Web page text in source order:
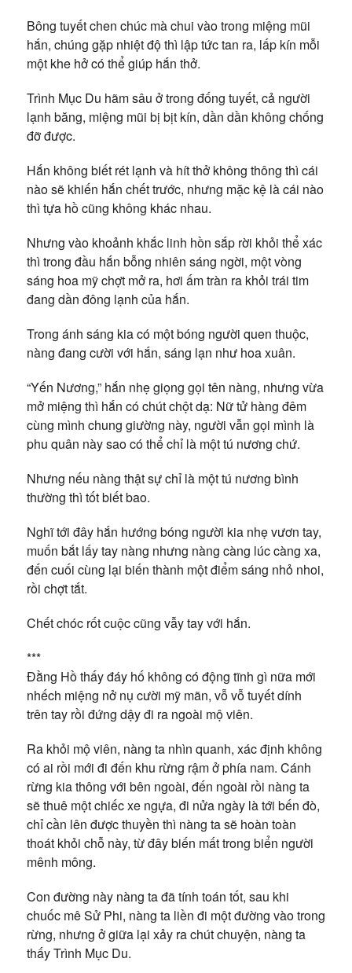
Bông tuyết chen chúc mà chui vào trong miệng mũi
hắn, chúng gặp nhiệt độ thì lập tức tan ra, lấp kín mỗi
một khe hở có thể giúp hắn thở.
Trình Mục Du hãm sâu ở trong đống tuyết, cả người
lạnh băng, miệng mũi bị bịt kín, dần dần không chống
đỡ được.
Hắn không biết rét lạnh và hít thở không thông thì cái
nào sẽ khiến hắn chết trước, nhưng mặc kệ là cái nào
thì tựa hồ cũng không khác nhau.
Nhưng vào khoảnh khắc linh hồn sắp rời khỏi thể xác
thì trong đầu hắn bỗng nhiên sáng ngời, một vòng
sáng hoa mỹ chợt mở ra, hơi ấm tràn ra khỏi trái tim
đang dần đông lạnh của hắn.
Trong ánh sáng kia có một bóng người quen thuộc,
nàng đang cười với hắn, sáng lạn như hoa xuân.
“Yến Nương,” hắn nhẹ giọng gọi tên nàng, nhưng vừa
mở miệng thì hắn có chút chột dạ: Nữ tử hàng đêm
cùng mình chung giường này, người vẫn gọi mình là
phu quân này sao có thể chỉ là một tú nương chứ.
Nhưng nếu nàng thật sự chỉ là một tú nương bình
thường thì tốt biết bao.
Nghĩ tới đây hắn hướng bóng người kia nhẹ vươn tay,
muốn bắt lấy tay nàng nhưng nàng càng lúc càng xa,
đến cuối cùng lại biến thành một điểm sáng nhỏ nhoi,
rồi chợt tắt.
Chết chóc rốt cuộc cũng vẫy tay với hắn.
***
Đằng Hồ thấy đáy hố không có động tĩnh gì nữa mới
nhếch miệng nở nụ cười mỹ mãn, vỗ vỗ tuyết dính
trên tay rồi đứng dậy đi ra ngoài mộ viên.
Ra khỏi mộ viên, nàng ta nhìn quanh, xác định không
có ai rồi mới đi đến khu rừng rậm ở phía nam. Cánh
rừng kia thông với bên ngoài, đến ngoài rồi nàng ta
sẽ thuê một chiếc xe ngựa, đi nửa ngày là tới bến đò,
chỉ cần lên được thuyền thì nàng ta sẽ hoàn toàn
thoát khỏi chỗ này, từ đây biến mất trong biển người
mênh mông.
Con đường này nàng ta đã tính toán tốt, sau khi
chuốc mê Sử Phi, nàng ta liền đi một đường vào trong
rừng, nhưng ở giữa lại xảy ra chút chuyện, nàng ta
thấy Trình Mục Du.